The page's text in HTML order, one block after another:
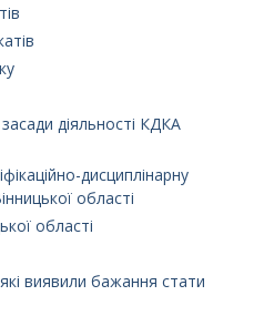
діяльності КДКА
дисциплінарну
області
області
виявили бажання стати